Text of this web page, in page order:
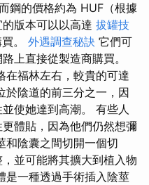
鋼的價格約為 HUF（根據
版本可以以高達 拔罐技
。 外遇調查秘訣 它們可
上直接從製造商購買。
在福林左右，較貴的可達
於陰道的前三分之一，因
使她達到高潮。 有些人
體貼，因為他們仍然想彌
和陰囊之間切開一個切
並可能將其擴大到植入物
是一種透過手術插入陰莖